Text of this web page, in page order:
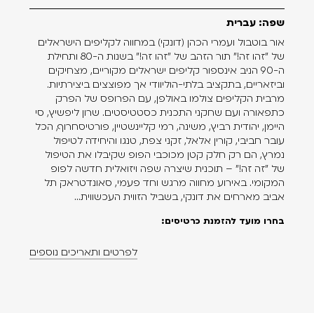
שפה: עברית
אור בוטבול ועמרי הכהן (דונקי) במחווה לקליפים הישראלים
של "זהו זה!" תור הזהב של "זהו זה!" בשנות ה-80 ותחילת
ה-90 הניב אינספור קליפים ישראלים מקוריים, מצחיקים
וביזאריים, בתקציב בלתי-הוליוודי אך מפוצצים ביצירתיות.
מרבית הקליפים צולמו באולפן, עם הפרופס של הפרק
כתפאורה ועם שחקני התכנית כסטטיסטים. שרון ליפשיץ, סי
היימן, יהודית רביץ, משינה, רמי קליינשטיין, פורטיסחרוף, הכל
עובר חביבי, קורין אלאל, זקני צפת, טנגו והיחידה לטיפול
נמרץ, הם רק חלק קטן מכוכבי הפופ שקיבלו את הטיפול
של "זה זה!" – תוכנית שיצרה שפה ויזואלית חדשה לפופ
המקומי. באירוע מחווה מרגש וחד פעמי, סאונדטראק תל
אביב מארחים את דונקי, בשביל הזווית העכשווית...
בחרו מועד להזמנת כרטיסים:
לפרטים ותאריכים נוספים